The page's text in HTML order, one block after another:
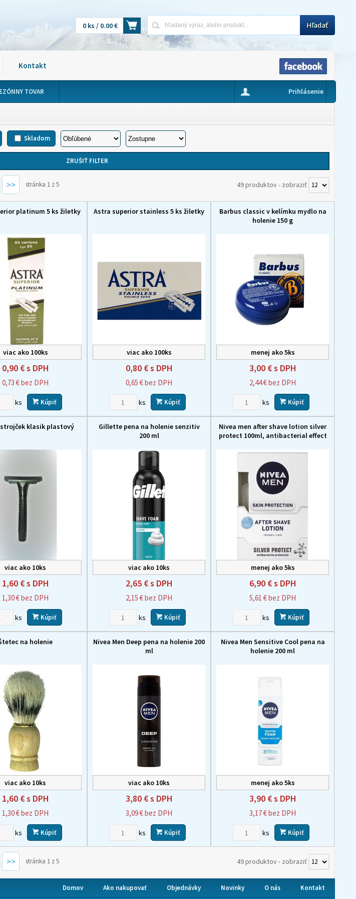
0 ks / 0.00 €
Kontakt
TOVAR Prihlásenie
Skladom
stránka 1 z 5 49 produktov- zobraziť
platinum 5 ks žiletky
viac ako 100ks
0,90 €s DPH
0,73 €bez DPH
ks Kúpiť
Astra superior stainless 5 ks žiletky
viac ako 100ks
0,80 €s DPH
0,65 €bez DPH
ks Kúpiť
Barbus classic v kelímku mydlo na
holenie 150 g
menej ako 5ks
3,00 €s DPH
2,44 €bez DPH
ks Kúpiť
klasik plastový
viac ako 10ks
1,60 €s DPH
1,30 €bez DPH
ks Kúpiť
Gillette pena na holenie senzitiv
200 ml
viac ako 10ks
2,65 €s DPH
2,15 €bez DPH
ks Kúpiť
Nivea men after shave lotion silver
protect 100ml, antibacterial effect
menej ako 5ks
6,90 €s DPH
5,61 €bez DPH
ks Kúpiť
na holenie
viac ako 10ks
1,60 €s DPH
1,30 €bez DPH
ks Kúpiť
Nivea Men Deep pena na holenie 200
ml
viac ako 10ks
3,80 €s DPH
3,09 €bez DPH
ks Kúpiť
Nivea Men Sensitive Cool pena na
holenie 200 ml
menej ako 5ks
3,90 €s DPH
3,17 €bez DPH
ks Kúpiť
stránka 1 z 5 49 produktov- zobraziť
Domov Ako nakupovať Objednávky Novinky O nás Kontakt